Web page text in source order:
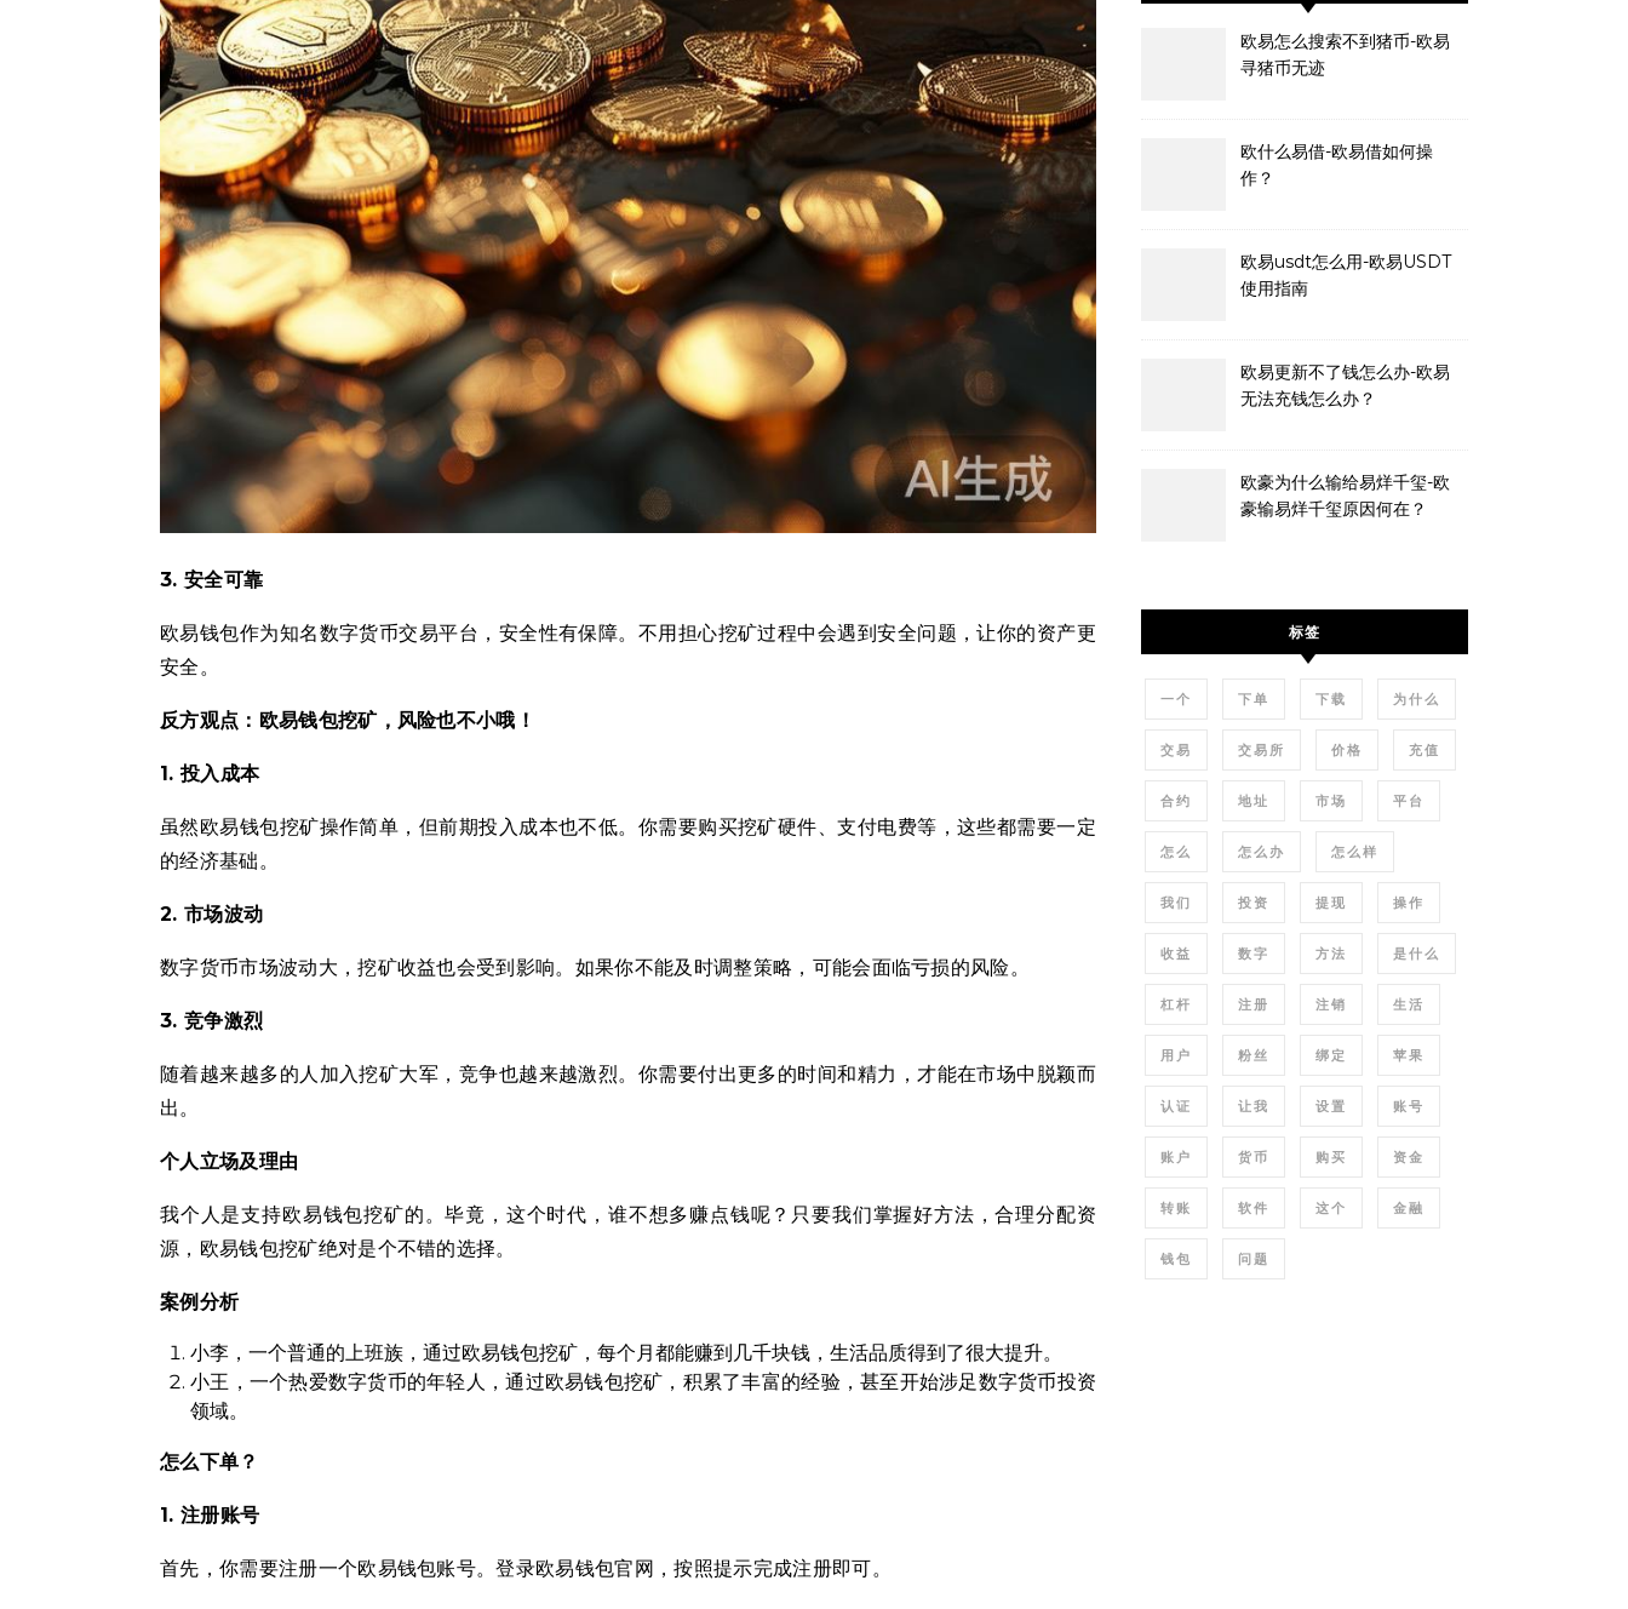
3. 安全可靠
欧易钱包作为知名数字货币交易平台，安全性有保障。不用担心挖矿过程中会遇到安全问题，让你的资产更
安全。
反方观点：欧易钱包挖矿，风险也不小哦！
1. 投入成本
虽然欧易钱包挖矿操作简单，但前期投入成本也不低。你需要购买挖矿硬件、支付电费等，这些都需要一定
的经济基础。
2. 市场波动
数字货币市场波动大，挖矿收益也会受到影响。如果你不能及时调整策略，可能会面临亏损的风险。
3. 竞争激烈
随着越来越多的人加入挖矿大军，竞争也越来越激烈。你需要付出更多的时间和精力，才能在市场中脱颖而
出。
个人立场及理由
我个人是支持欧易钱包挖矿的。毕竟，这个时代，谁不想多赚点钱呢？只要我们掌握好方法，合理分配资
源，欧易钱包挖矿绝对是个不错的选择。
案例分析
小李，一个普通的上班族，通过欧易钱包挖矿，每个月都能赚到几千块钱，生活品质得到了很大提升。
小王，一个热爱数字货币的年轻人，通过欧易钱包挖矿，积累了丰富的经验，甚至开始涉足数字货币投资
领域。
怎么下单？
1. 注册账号
首先，你需要注册一个欧易钱包账号。登录欧易钱包官网，按照提示完成注册即可。
欧易怎么搜索不到猪币-欧易
寻猪币无迹
欧什么易借-欧易借如何操
作？
欧易usdt怎么用-欧易USDT
使用指南
欧易更新不了钱怎么办-欧易
无法充钱怎么办？
欧豪为什么输给易烊千玺-欧
豪输易烊千玺原因何在？
标签
一个 下单 下载 为什么
交易 交易所 价格 充值
合约 地址 市场 平台
怎么 怎么办 怎么样
我们 投资 提现 操作
收益 数字 方法 是什么
杠杆 注册 注销 生活
用户 粉丝 绑定 苹果
认证 让我 设置 账号
账户 货币 购买 资金
转账 软件 这个 金融
钱包 问题